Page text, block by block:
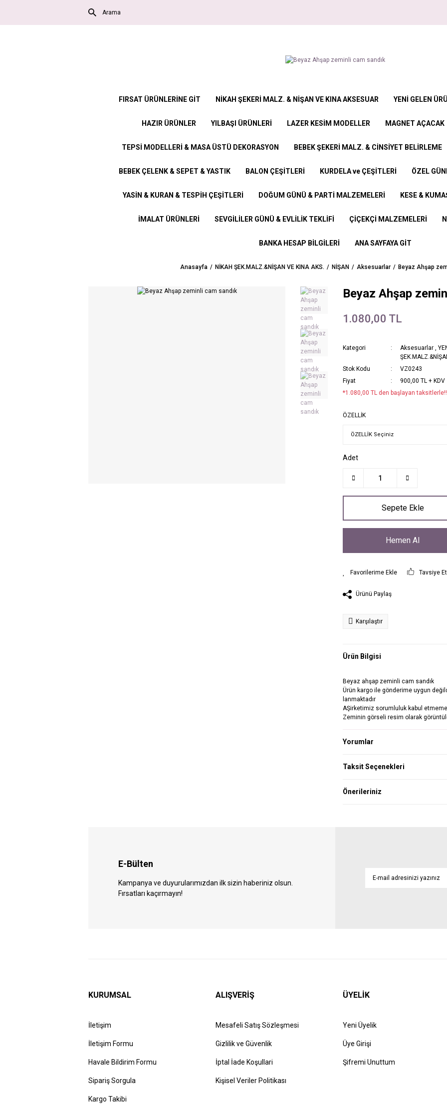
FIRSAT ÜRÜNLERİNE GİT NİKAH ŞEKERİ MALZ. & NİŞAN VE KINA AKSESUAR YENİ GELEN
HAZIR ÜRÜNLER YILBAŞI ÜRÜNLERİ LAZER KESİM MODELLER MAGNET AÇACAK
TEPSİ MODELLERİ & MASA ÜSTÜ DEKORASYON BEBEK ŞEKERİ MALZ. & CİNSİYET BELİRLEME
BEBEK ÇELENK & SEPET & YASTIK BALON ÇEŞİTLERİ KURDELA ve ÇEŞİTLERİ ÖZEL
YASİN & KURAN & TESPİH ÇEŞİTLERİ DOĞUM GÜNÜ & PARTİ MALZEMELERİ KESE &
İMALAT ÜRÜNLERİ SEVGİLİLER GÜNÜ & EVLİLİK TEKLİFİ ÇİÇEKÇİ MALZEMELERİ
BANKA HESAP BİLGİLERİ ANA SAYFAYA GİT
Anasayfa NİKAH ŞEK.MALZ.&NİŞAN VE KINA AKS. NİŞAN Aksesuarlar Beyaz Ahşap
Beyaz Ahşap
1.080,00 TL
Kategori Aksesuarlar ,
Stok Kodu
VZ0243
Fiyat
900,00 TL + KDV
*1.080,00 TL den başlayan taksitlerle!!
ÖZELLİK
Adet
Sepete Ekle
Hemen Al
Tavsiye Et
Ürünü Paylaş
Karşılaştır
Ürün Bilgisi
Beyaz ahşap zeminli cam sandık
Ürün kargo ile gönderime uygun
lanmaktadır
AŞirketimiz sorumluluk kabul
Zeminin görseli resim olarak
Yorumlar
Taksit Seçenekleri
Önerileriniz
E-Bülten
Kampanya ve duyurularımızdan ilk sizin haberiniz olsun.
Fırsatları kaçırmayın!
KURUMSAL
İletişim
İletişim Formu
Havale Bildirim Formu
Sipariş Sorgula
Kargo Takibi
ALIŞVERİŞ
Mesafeli Satış Sözleşmesi
Gizlilik ve Güvenlik
İptal İade Koşullari
Kişisel Veriler Politikası
ÜYELİK
Yeni Üyelik
Üye Girişi
Şifremi Unuttum